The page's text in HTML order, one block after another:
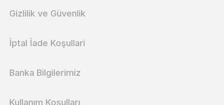
Gizlilik ve Güvenlik
İptal İade Koşullari
Banka Bilgilerimiz
Kullanım Koşulları